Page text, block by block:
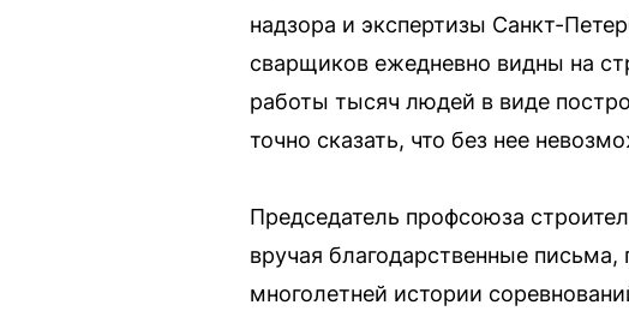
надзора и экспертизы Санкт-
сварщиков ежедневно видны на
работы тысяч людей в виде
точно сказать, что без нее
Председатель профсоюза
вручая благодарственные
многолетней истории